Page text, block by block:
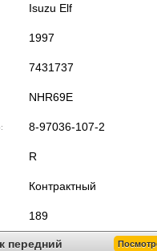
Isuzu Elf
1997
7431737
NHR69E
8-97036-107-2
R
Контрактный
189
передний